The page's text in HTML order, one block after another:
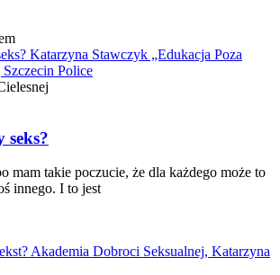
seks?
mam takie poczucie, że dla każdego może to
innego. I to jest